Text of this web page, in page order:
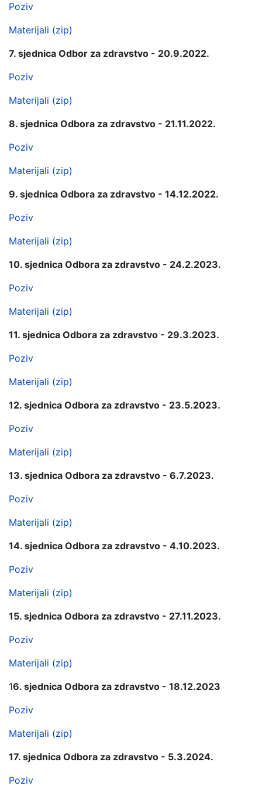
Poziv
Materijali (zip)
7. sjednica Odbor za zdravstvo - 20.9.2022.
Poziv
Materijali (zip)
8. sjednica Odbora za zdravstvo - 21.11.2022.
Poziv
Materijali (zip)
9. sjednica Odbora za zdravstvo - 14.12.2022.
Poziv
Materijali (zip)
10. sjednica Odbora za zdravstvo - 24.2.2023.
Poziv
Materijali (zip)
11. sjednica Odbora za zdravstvo - 29.3.2023.
Poziv
Materijali (zip)
12. sjednica Odbora za zdravstvo - 23.5.2023.
Poziv
Materijali (zip)
13. sjednica Odbora za zdravstvo - 6.7.2023.
Poziv
Materijali (zip)
14. sjednica Odbora za zdravstvo - 4.10.2023.
Poziv
Materijali (zip)
15. sjednica Odbora za zdravstvo - 27.11.2023.
Poziv
Materijali (zip)
16. sjednica Odbora za zdravstvo - 18.12.2023
Poziv
Materijali (zip)
17. sjednica Odbora za zdravstvo - 5.3.2024.
Poziv